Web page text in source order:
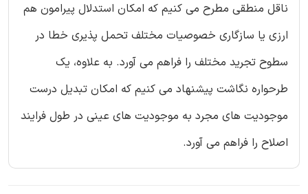
ناقل منطقی مطرح می کنیم که امکان استدلال پیرامون هم
ارزی یا سازگاری خصوصیات مختلف تحمل پذیری خطا در
سطوح تجرید مختلف را فراهم می آورد. به علاوه، یک
طرحواره نگاشت پیشنهاد می کنیم که امکان تبدیل درست
موجودیت های مجرد به موجودیت های عینی در طول فرایند
اصلاح را فراهم می آورد.